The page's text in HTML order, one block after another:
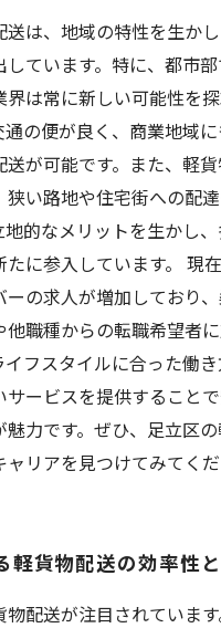
送は、地域の特性を生か
ています。特に、都市
は常に新しい可能性を
の便が良く、商業地域
送が可能です。また、軽
狭い路地や住宅街への配
地的なメリットを生かし
に参入しています。 現
の求人が増加しており
他職種からの転職希望者
フスタイルに合った働き
サービスを提供すること
力です。ぜひ、足立区
リアを見つけてみてくだ
軽貨物配送の効率性
配送が注目されていま